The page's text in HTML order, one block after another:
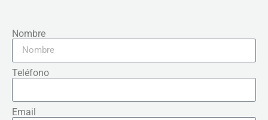
Nombre
Teléfono
Email